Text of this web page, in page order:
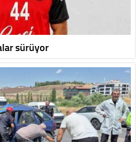
sürüyor